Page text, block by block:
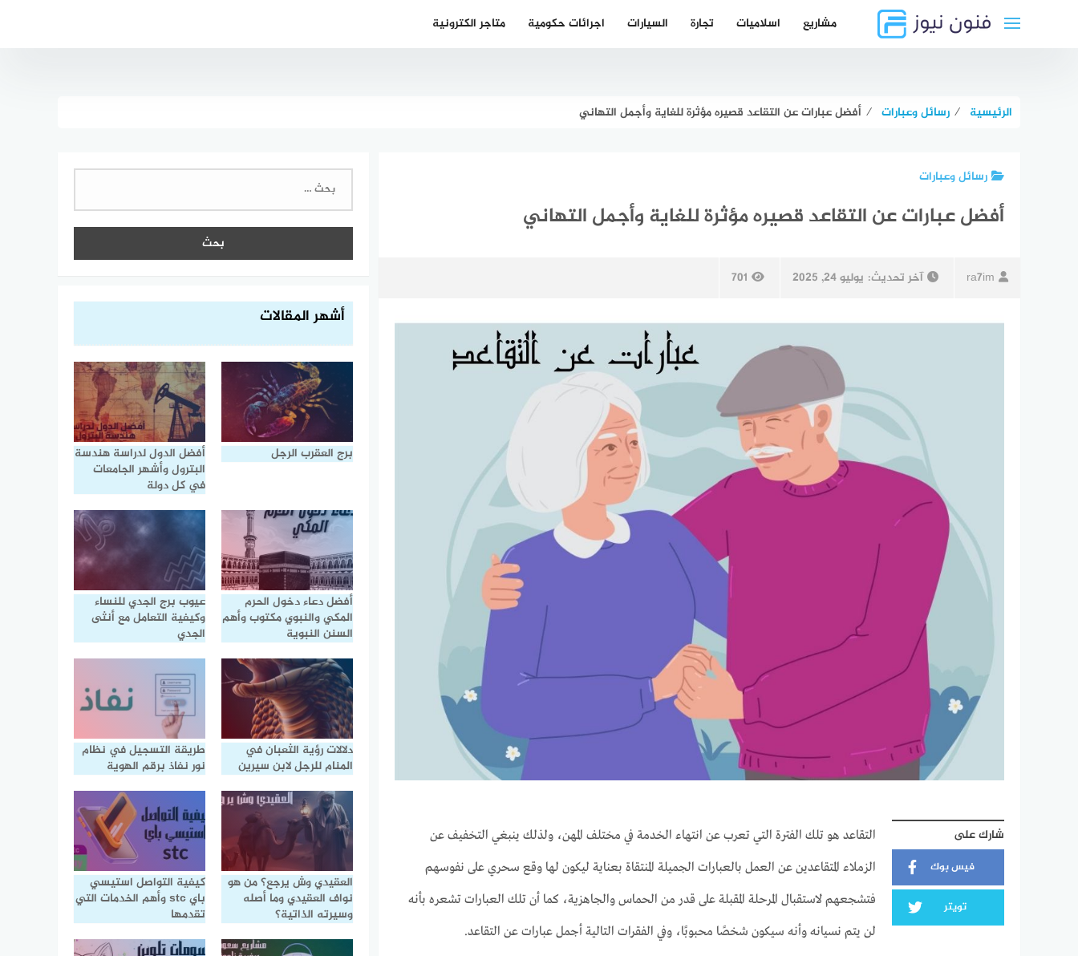
مشاريع اسلاميات تجارة السيارات اجرائات حكومية متاجر الكترونية
الرئيسية ⁄ رسائل وعبارات ⁄ أفضل عبارات عن التقاعد قصيره مؤثرة للغاية وأجمل التهاني
رسائل وعبارات
أفضل عبارات عن التقاعد قصيره مؤثرة للغاية وأجمل التهاني
ra7im آخر تحديث: يوليو 24, 2025 701
شارك على
فيس بوك
تويتر
التقاعد هو تلك الفترة التي تعرب عن انتهاء الخدمة في مختلف المهن، ولذلك ينبغي التخفيف عن
الزملاء المتقاعدين عن العمل بالعبارات الجميلة المنتقاة بعناية ليكون لها وقع سحري على نفوسهم
فتشجعهم لاستقبال المرحلة المقبلة على قدر من الحماس والجاهزية، كما أن تلك العبارات تشعره بأنه
لن يتم نسيانه وأنه سيكون شخصًا محبوبًا، وفي الفقرات التالية أجمل عبارات عن التقاعد.
البحث
أشهر المقالات
برج العقرب الرجل
أفضل الدول لدراسة هندسة
البترول وأشهر الجامعات
في كل دولة
أفضل دعاء دخول الحرم
المكي والنبوي مكتوب وأهم
السنن النبوية
عيوب برج الجدي للنساء
وكيفية التعامل مع أنثى
الجدي
دلالات رؤية الثعبان في
المنام للرجل لابن سيرين
طريقة التسجيل في نظام
نور نفاذ برقم الهوية
العقيدي وش يرجع؟ من هو
نواف العقيدي وما أصله
وسيرته الذاتية؟
كيفية التواصل استيسي
باي stc وأهم الخدمات التي
تقدمها